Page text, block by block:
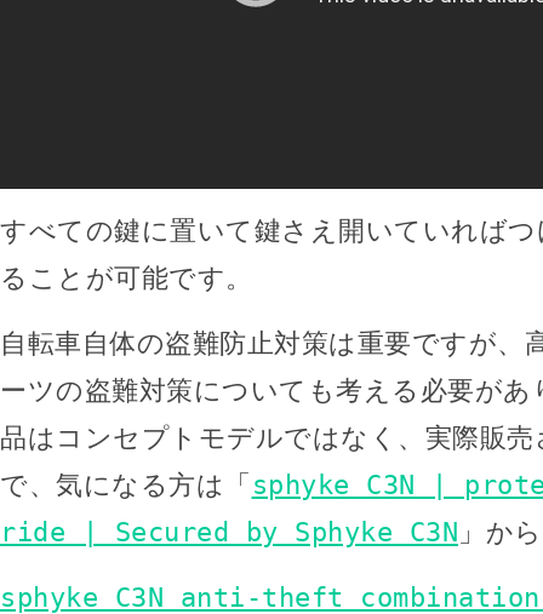
すべての鍵に置いて鍵さえ開いていれば
ることが可能です。
自転車自体の盗難防止対策は重要ですが、
ーツの盗難対策についても考える必要が
品はコンセプトモデルではなく、実際販
で、気になる方は「 sphyke C3N |
ride | Secured by Sphyke C3N 」か
sphyke C3N anti-theft